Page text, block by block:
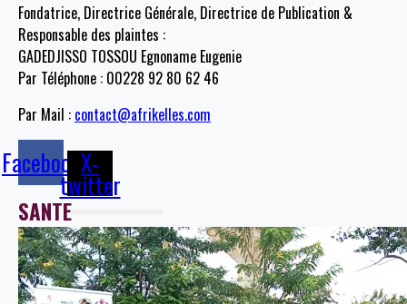
Fondatrice, Directrice Générale, Directrice de Publication &
Responsable des plaintes :
GADEDJISSO TOSSOU Egnoname Eugenie
Par Téléphone : 00228 92 80 62 46
Par Mail : contact@afrikelles.com
FacebookX-
twitter
SANTE